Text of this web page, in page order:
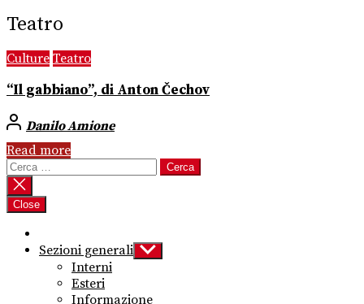
Teatro
Culture Teatro
“Il gabbiano”, di Anton Čechov
Danilo Amione
Read more
Ricerca
per:
Close
Sezioni generali Show
sub
Interni
Esteri
Informazione